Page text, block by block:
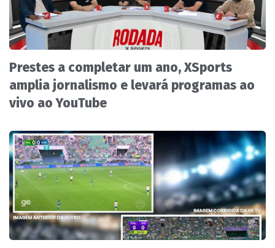
Prestes a completar um ano, XSports
amplia jornalismo e levará programas ao
vivo ao YouTube